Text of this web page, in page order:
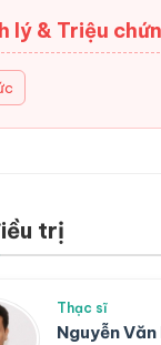
lý & Triệu
trị
Thạc sĩ
Nguyễn Văn